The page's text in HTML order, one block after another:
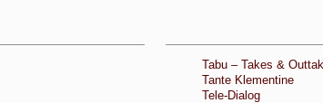
Tabu – Takes &
Tante Klementine
Tele-Dialog